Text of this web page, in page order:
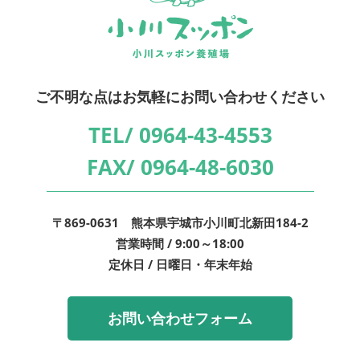
ご不明な点はお気軽にお問い合わせください
TEL/0964-43-4553
FAX/0964-48-6030
〒869-0631 熊本県宇城市小川町北新田184-2
営業時間 / 9:00～18:00
定休日 / 日曜日・年末年始
お問い合わせフォーム